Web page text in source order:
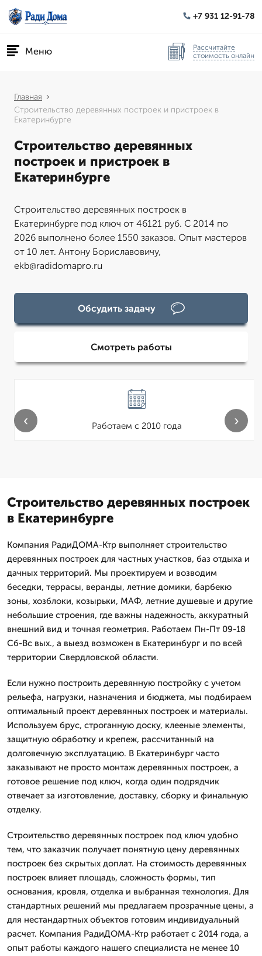
+7 931 12-91-78
Меню
Рассчитайте
стоимость онлайн
Главная
Строительство деревянных построек и пристроек в
Екатеринбурге
Строительство деревянных
построек и пристроек в
Екатеринбурге
Строительство деревянных построек в
Екатеринбурге под ключ от 46121 руб. С 2014 по
2026 выполнено более 1550 заказов. Опыт мастеров
от 10 лет. Антону Бориславовичу,
ekb@radidomapro.ru
Обсудить задачу
Смотреть работы
Работаем с 2010 года
‹ ›
Строительство деревянных построек
в Екатеринбурге
Компания РадиДОМА-Ктр выполняет строительство
деревянных построек для частных участков, баз отдыха и
дачных территорий. Мы проектируем и возводим
беседки, террасы, веранды, летние домики, барбекю
зоны, хозблоки, козырьки, МАФ, летние душевые и другие
небольшие строения, где важны надежность, аккуратный
внешний вид и точная геометрия. Работаем Пн-Пт 09-18
Сб-Вс вых., а выезд возможен в Екатеринбург и по всей
территории Свердловской области.
Если нужно построить деревянную постройку с учетом
рельефа, нагрузки, назначения и бюджета, мы подбираем
оптимальный проект деревянных построек и материалы.
Используем брус, строганную доску, клееные элементы,
защитную обработку и крепеж, рассчитанный на
долговечную эксплуатацию. В Екатеринбург часто
заказывают не просто монтаж деревянных построек, а
готовое решение под ключ, когда один подрядчик
отвечает за изготовление, доставку, сборку и финальную
отделку.
Строительство деревянных построек под ключ удобно
тем, что заказчик получает понятную цену деревянных
построек без скрытых доплат. На стоимость деревянных
построек влияет площадь, сложность формы, тип
основания, кровля, отделка и выбранная технология. Для
стандартных решений мы предлагаем прозрачные цены, а
для нестандартных объектов готовим индивидуальный
расчет. Компания РадиДОМА-Ктр работает с 2014 года, а
опыт работы каждого нашего специалиста не менее 10